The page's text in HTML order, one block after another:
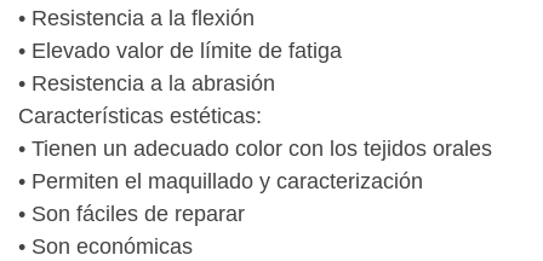
• Resistencia a la flexión
• Elevado valor de límite de fatiga
• Resistencia a la abrasión
Características estéticas:
• Tienen un adecuado color con los tejidos orales
• Permiten el maquillado y caracterización
• Son fáciles de reparar
• Son económicas